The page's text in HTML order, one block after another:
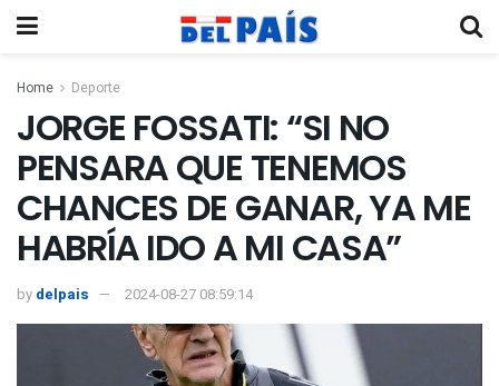
Home Deporte
JORGE FOSSATI: “SI NO
PENSARA QUE TENEMOS
CHANCES DE GANAR, YA ME
HABRÍA IDO A MI CASA”
by delpais 2024-08-27 08:59:14